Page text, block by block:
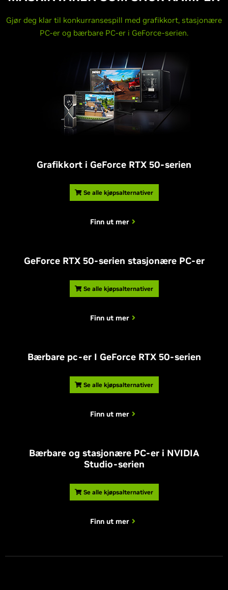
Gjør deg klar til konkurransespill med grafikkort, stasjonære
PC-er og bærbare PC-er i GeForce-serien.
Grafikkort i GeForce RTX 50-serien
Se alle kjøpsalternativer
Finn ut mer
GeForce RTX 50-serien stasjonære PC-er
Se alle kjøpsalternativer
Finn ut mer
Bærbare pc-er I GeForce RTX 50-serien
Se alle kjøpsalternativer
Finn ut mer
Bærbare og stasjonære PC-er i NVIDIA
Studio-serien
Se alle kjøpsalternativer
Finn ut mer